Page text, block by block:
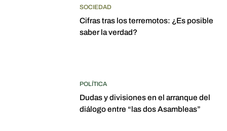
SOCIEDAD
Cifras tras los terremotos: ¿Es posible
saber la verdad?
POLÍTICA
Dudas y divisiones en el arranque del
diálogo entre “las dos Asambleas”